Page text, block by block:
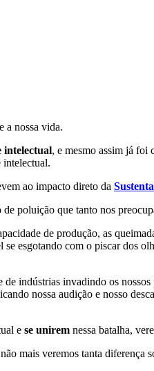
a nossa vida.
intelectual, e mesmo assim já foi
intelectual.
ao impacto direto da
poluição que tanto nos
de produção, as
se esgotando com o piscar dos
de indústrias invadindo os
nossa audição e nosso
e se unirem nessa batalha,
mais veremos tanta